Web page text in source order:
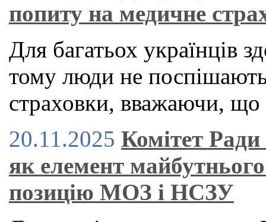
попиту на медичне
Для багатьох українців
тому люди не
страховки, вважаючи, що
20.11.2025 Комітет Ради
як елемент
позицію МОЗ і НСЗУ